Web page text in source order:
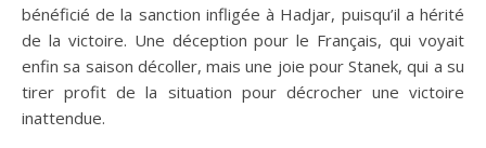
bénéficié de la sanction infligée à Hadjar, puisqu’il a hérité
de la victoire. Une déception pour le Français, qui voyait
enfin sa saison décoller, mais une joie pour Stanek, qui a su
tirer profit de la situation pour décrocher une victoire
inattendue.